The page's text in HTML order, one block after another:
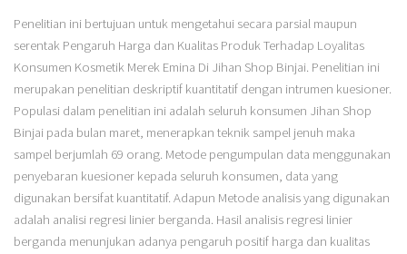
Penelitian ini bertujuan untuk mengetahui secara parsial maupun
serentak Pengaruh Harga dan Kualitas Produk Terhadap Loyalitas
Konsumen Kosmetik Merek Emina Di Jihan Shop Binjai. Penelitian ini
merupakan penelitian deskriptif kuantitatif dengan intrumen kuesioner.
Populasi dalam penelitian ini adalah seluruh konsumen Jihan Shop
Binjai pada bulan maret, menerapkan teknik sampel jenuh maka
sampel berjumlah 69 orang. Metode pengumpulan data menggunakan
penyebaran kuesioner kepada seluruh konsumen, data yang
digunakan bersifat kuantitatif. Adapun Metode analisis yang digunakan
adalah analisi regresi linier berganda. Hasil analisis regresi linier
berganda menunjukan adanya pengaruh positif harga dan kualitas